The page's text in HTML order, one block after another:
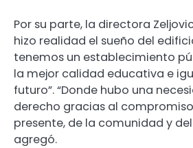
Por su parte, la directora
hizo realidad el sueño del
tenemos un establecimiento
la mejor calidad educativa e
futuro”. “Donde hubo una
derecho gracias al
presente, de la comunidad y
agregó.